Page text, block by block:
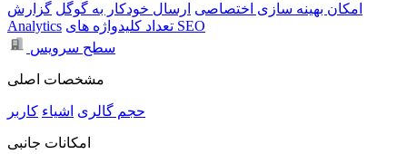
امکان بهینه سازی اختصاصی ارسال خودکار به گوگل گزارش
Analytics
تعداد کلیدواژه های SEO
سطح سرویس
مشخصات اصلی
حجم گالری اشیاء کاربر
امکانات جانبی